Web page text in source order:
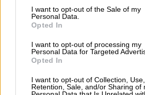
consent section.
I want to opt-out of the Sale of my
Personal Data.
Opted In
I want to opt-out of processing my
Personal Data for Targeted
Opted In
I want to opt-out of Collection, Use,
Retention, Sale, and/or Sharing of
Λονδίνο, αλλάτα κρούσματα
συνδέονται μεταξύ τους.
Η Σεούλ έχει καταρτίσει
εκατομμυρίων γουόν
καταπολέμηση τους. Οι
ελέγχους σε πάνω από